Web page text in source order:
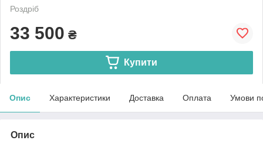
Роздріб
33 500 ₴
Купити
Опис Характеристики Доставка Оплата Умови
Опис